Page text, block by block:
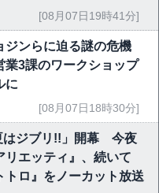
[08月07日19時41分]
ジンらに迫る謎の危機
業3課のワークショップ
に
[08月07日18時30分]
はジブリ!!」開幕 今夜
リエッティ』、続いて
トロ』をノーカット放送